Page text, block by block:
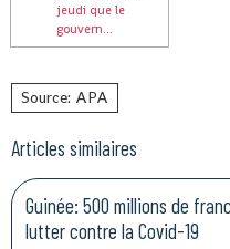
jeudi que le
gouvern...
Source: APA
Articles similaires
Guinée: 500 millions de
lutter contre la Covid-19